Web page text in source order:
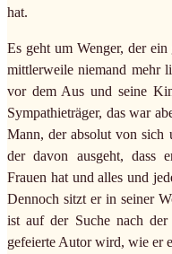
hat.
Es geht um Wenger, der
mittlerweile niemand mehr
vor dem Aus und seine
Sympathieträger, das war
Mann, der absolut von sich
der davon ausgeht, dass
Frauen hat und alles und
Dennoch sitzt er in seiner
ist auf der Suche nach
gefeierte Autor wird, wie er